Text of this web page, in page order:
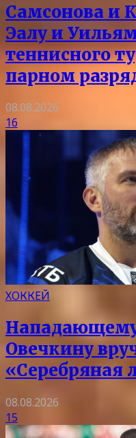
Самсонова и
Эалу и
теннисного
парном
08.08.2026
16
ХОККЕЙ
Овечкину
«Серебряная
08.08.2026
15